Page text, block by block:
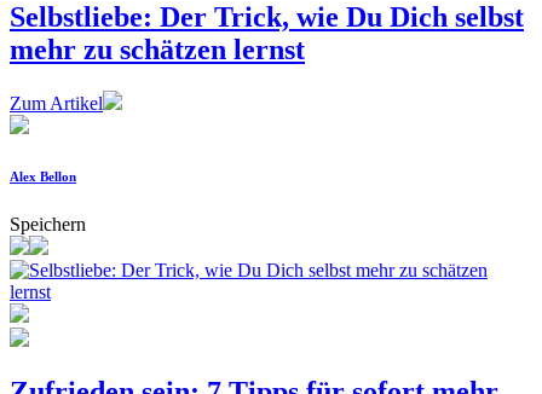
Selbstliebe: Der Trick, wie Du Dich selbst
mehr zu schätzen lernst
Zum Artikel
Alex Bellon
Speichern